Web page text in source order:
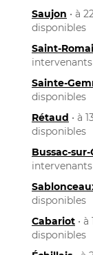
Saujon • à
disponibles
Saint-
Sainte-
disponibles
Rétaud • à
disponibles
Bussac-
disponibles
Cabariot •
disponibles